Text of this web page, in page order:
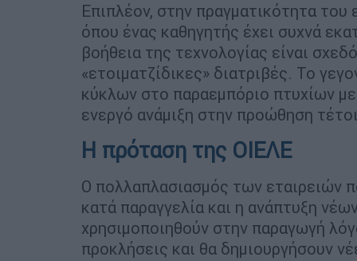
Επιπλέον, στην πραγματικότητα
όπου ένας καθηγητής έχει συχνά
βοήθεια της τεχνολογίας είναι
«ετοιματζίδικες» διατριβές. Το
κύκλων στο παραεμπόριο πτυχίων
ενεργό ανάμιξη στην προώθηση
Η πρόταση της ΟΙΕΛΕ
Ο πολλαπλασιασμός των εταιρειών
κατά παραγγελία και η ανάπτυξη
χρησιμοποιηθούν στην παραγωγή
προκλήσεις και θα δημιουργήσουν